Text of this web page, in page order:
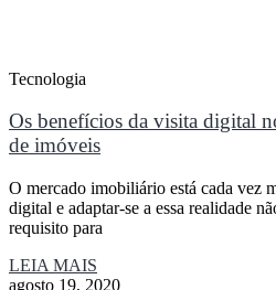
Tecnologia
Os benefícios da visita digital
de imóveis
O mercado imobiliário está cada vez
digital e adaptar-se a essa realidade
requisito para
LEIA MAIS
agosto 19, 2020